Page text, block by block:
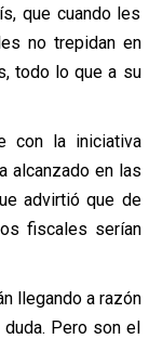
que cuando les
no trepidan en
todo lo que a su
con la iniciativa
alcanzado en las
advirtió que de
fiscales serían
llegando a razón
Pero son el